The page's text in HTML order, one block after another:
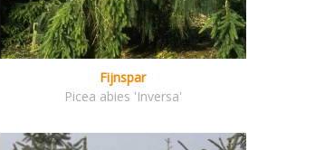
Fijnspar
Picea abies 'Inversa'